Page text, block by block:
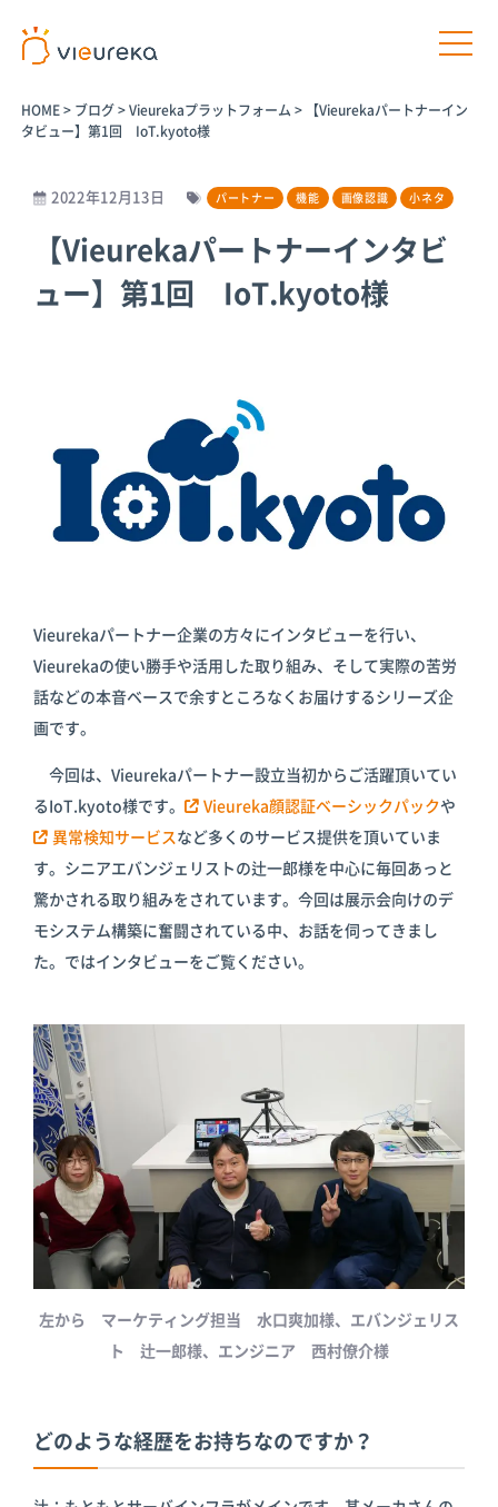
プラットフ
ォームサー
メラ
スターターキ
ット
パートナー
プログラム
パートナー商
品
AIカメラ活用
のご相談
パートナー
オフィス
AIカメラ活
用の相談
HOME> ブログ> Vieurekaプラットフォーム >
【Vieurekaパートナーイン
タビュー】第1回 IoT.kyoto様
2022年12月13日 パートナー 機能 画像認識 小ネタ
【Vieurekaパートナーインタビ
ュー】第1回 IoT.kyoto様
Vieurekaパートナー企業の方々にインタビューを行い、
Vieurekaの使い勝手や活用した取り組み、そして実際の苦労
話などの本音ベースで余すところなくお届けするシリーズ企
画です。
今回は、Vieurekaパートナー設立当初からご活躍頂いてい
るIoT.kyoto様です。
Vieureka顔認証ベーシックパックや
異常検知サービス など多くのサービス提供を頂いていま
す。シニアエバンジェリストの辻一郎様を中心に毎回あっと
驚かされる取り組みをされています。今回は展示会向けのデ
モシステム構築に奮闘されている中、お話を伺ってきまし
た。ではインタビューをご覧ください。
左から マーケティング担当 水口爽加様、エバンジェリス
ト 辻一郎様、エンジニア
西村僚介様
どのような経歴をお持ちなのですか？